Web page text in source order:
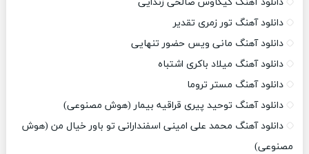
دانلود آهنگ تور زمری تقدیر
دانلود آهنگ مانی ویس حضور تنهایی
دانلود آهنگ میلاد باکری اشتباه
دانلود آهنگ مستر تروما
دانلود آهنگ توحید پیری قراقیه بیمار (هوش مصنوعی)
دانلود آهنگ محمد علی امینی اسفندارانی تو باور خیال من (هوش
مصنوعی)